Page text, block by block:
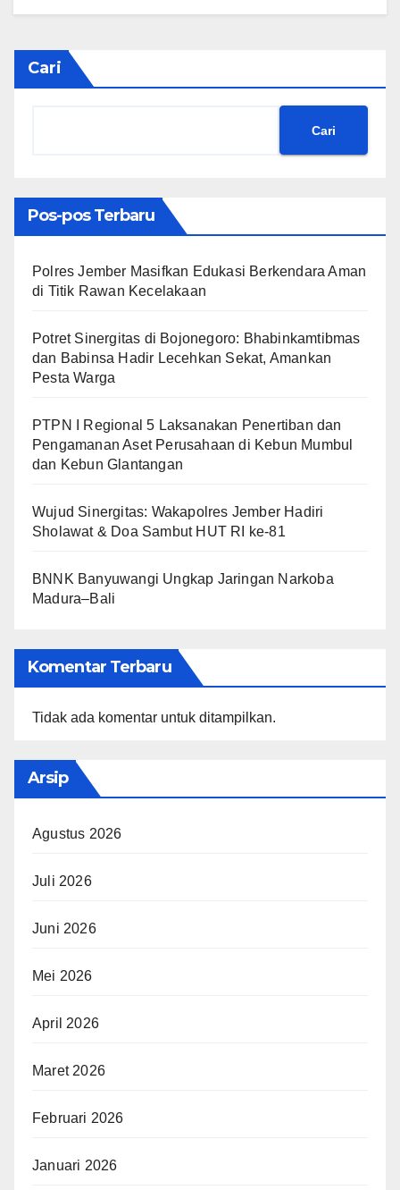
Cari
Cari
Pos-pos Terbaru
Polres Jember Masifkan Edukasi Berkendara Aman
di Titik Rawan Kecelakaan
​Potret Sinergitas di Bojonegoro: Bhabinkamtibmas
dan Babinsa Hadir Lecehkan Sekat, Amankan
Pesta Warga
PTPN I Regional 5 Laksanakan Penertiban dan
Pengamanan Aset Perusahaan di Kebun Mumbul
dan Kebun Glantangan
Wujud Sinergitas: Wakapolres Jember Hadiri
Sholawat & Doa Sambut HUT RI ke-81
BNNK Banyuwangi Ungkap Jaringan Narkoba
Madura–Bali
Komentar Terbaru
Tidak ada komentar untuk ditampilkan.
Arsip
Agustus 2026
Juli 2026
Juni 2026
Mei 2026
April 2026
Maret 2026
Februari 2026
Januari 2026